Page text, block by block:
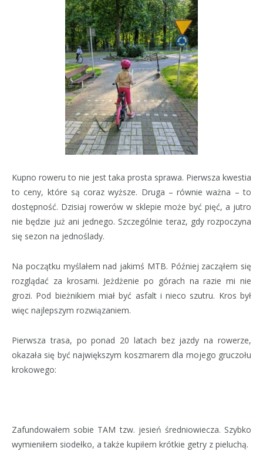
Kupno roweru to nie jest taka prosta sprawa. Pierwsza kwestia
to ceny, które są coraz wyższe. Druga – równie ważna – to
dostępność. Dzisiaj rowerów w sklepie może być pięć, a jutro
nie będzie już ani jednego. Szczególnie teraz, gdy rozpoczyna
się sezon na jednoślady.
Na początku myślałem nad jakimś MTB. Później zacząłem się
rozglądać za krosami. Jeżdżenie po górach na razie mi nie
grozi. Pod bieżnikiem miał być asfalt i nieco szutru. Kros był
więc najlepszym rozwiązaniem.
Pierwsza trasa, po ponad 20 latach bez jazdy na rowerze,
okazała się być największym koszmarem dla mojego gruczołu
krokowego:
Zafundowałem sobie TAM tzw. jesień średniowiecza. Szybko
wymieniłem siodełko, a także kupiłem krótkie getry z pieluchą.